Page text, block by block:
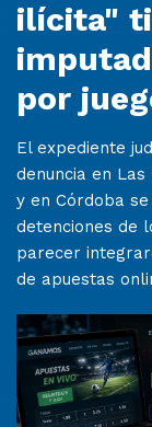
ilícita"
por
El expediente
denuncia en
y en Córdoba
detenciones de
parecer
de apuestas